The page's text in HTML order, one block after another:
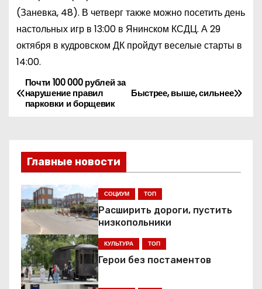
(Заневка, 48). В четверг также можно посетить день
настольных игр в 13:00 в Янинском КСДЦ. А 29
октября в кудровском ДК пройдут веселые старты в
14:00.
Н
а
г
а
ц
и
Быстрее, выше, сильнее
Почти 100 000 рублей за
нарушение правил
парковки и борщевик
Главные новости
СОЦИУМ ТОП
Расширить дороги, пустить
низкопольники
КУЛЬТУРА ТОП
Герои без постаментов